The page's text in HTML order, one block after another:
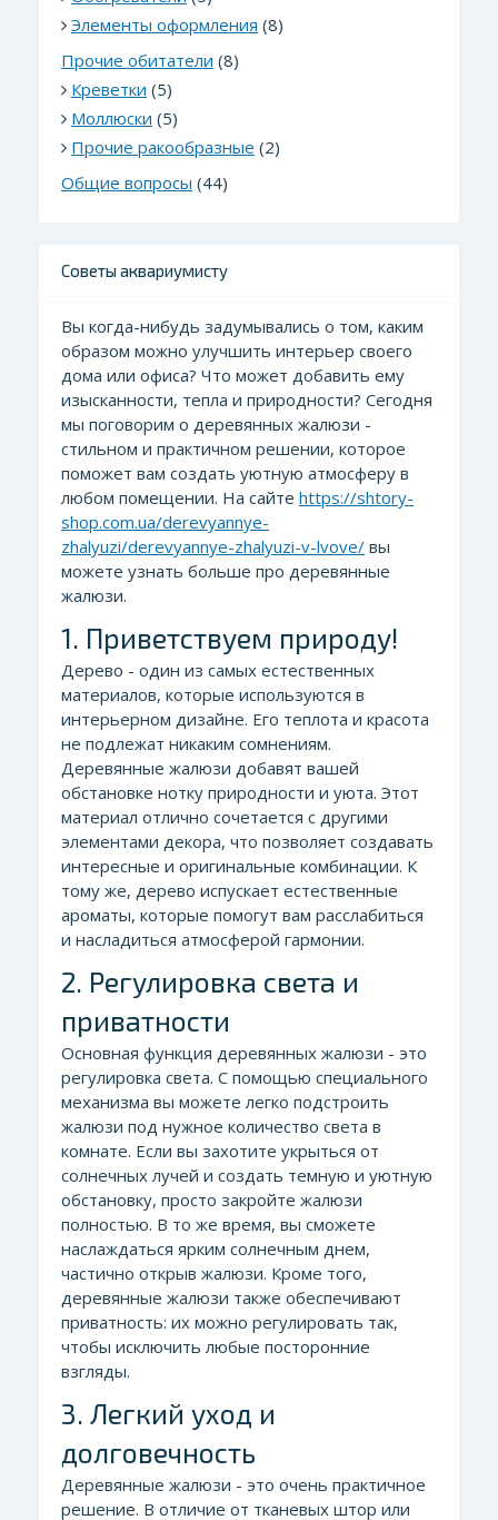
Элементы оформления (8)
Прочие обитатели (8)
Креветки (5)
Моллюски (5)
Прочие ракообразные (2)
Общие вопросы (44)
Советы аквариумисту
Вы когда-нибудь задумывались о том, каким
образом можно улучшить интерьер своего
дома или офиса? Что может добавить ему
изысканности, тепла и природности? Сегодня
мы поговорим о деревянных жалюзи -
стильном и практичном решении, которое
поможет вам создать уютную атмосферу в
любом помещении. На сайте https://shtory-
shop.com.ua/derevyannye-
zhalyuzi/derevyannye-zhalyuzi-v-lvove/ вы
можете узнать больше про деревянные
жалюзи.
1. Приветствуем природу!
Дерево - один из самых естественных
материалов, которые используются в
интерьерном дизайне. Его теплота и красота
не подлежат никаким сомнениям.
Деревянные жалюзи добавят вашей
обстановке нотку природности и уюта. Этот
материал отлично сочетается с другими
элементами декора, что позволяет создавать
интересные и оригинальные комбинации. К
тому же, дерево испускает естественные
ароматы, которые помогут вам расслабиться
и насладиться атмосферой гармонии.
2. Регулировка света и
приватности
Основная функция деревянных жалюзи - это
регулировка света. С помощью специального
механизма вы можете легко подстроить
жалюзи под нужное количество света в
комнате. Если вы захотите укрыться от
солнечных лучей и создать темную и уютную
обстановку, просто закройте жалюзи
полностью. В то же время, вы сможете
наслаждаться ярким солнечным днем,
частично открыв жалюзи. Кроме того,
деревянные жалюзи также обеспечивают
приватность: их можно регулировать так,
чтобы исключить любые посторонние
взгляды.
3. Легкий уход и
долговечность
Деревянные жалюзи - это очень практичное
решение. В отличие от тканевых штор или